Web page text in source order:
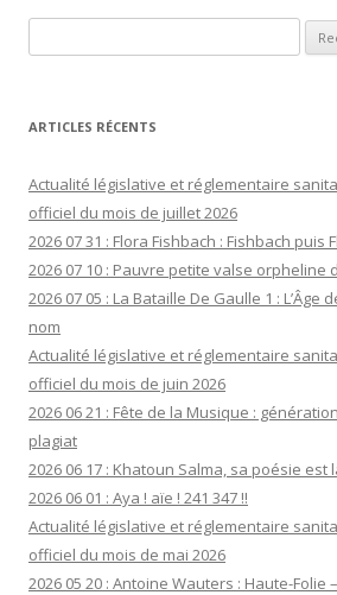
ARTICLES RÉCENTS
Actualité législative et réglementaire
officiel du mois de juillet 2026
2026 07 31 : Flora Fishbach : Fishbach puis
2026 07 10 : Pauvre petite valse orpheline
2026 07 05 : La Bataille De Gaulle 1 : L’Âge
nom
Actualité législative et réglementaire
officiel du mois de juin 2026
2026 06 21 : Fête de la Musique :
plagiat
2026 06 17 : Khatoun Salma, sa poésie est
2026 06 01 : Aya ! aïe ! 241 347 !!
Actualité législative et réglementaire
officiel du mois de mai 2026
2026 05 20 : Antoine Wauters : Haute-Folie